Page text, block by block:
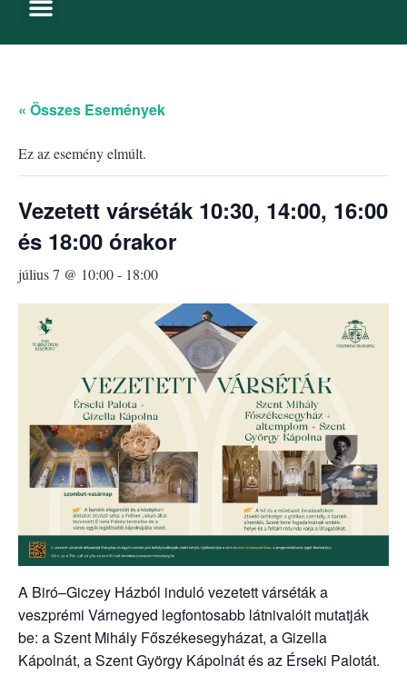
« Összes Események
Ez az esemény elmúlt.
Vezetett várséták 10:30, 14:00, 16:00
és 18:00 órakor
július 7 @ 10:00- 18:00
A Biró–Giczey Házból induló vezetett várséták a
veszprémi Várnegyed legfontosabb látnivalóit mutatják
be: a Szent Mihály Főszékesegyházat, a Gizella
Kápolnát, a Szent György Kápolnát és az Érseki Palotát.